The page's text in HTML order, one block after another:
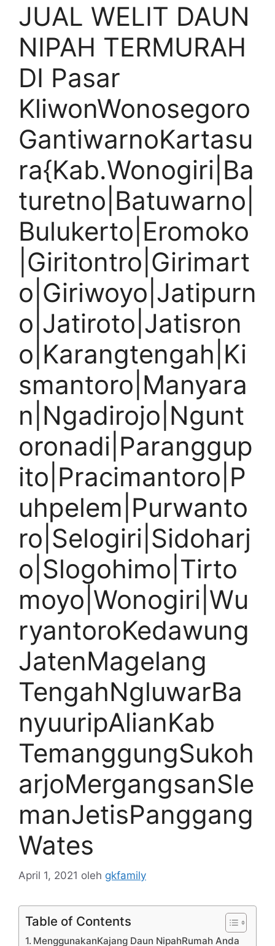
JUAL WELIT DAUN
NIPAH TERMURAH
DI Pasar
KliwonWonosegoro
GantiwarnoKartasu
ra{Kab.Wonogiri|Ba
turetno|Batuwarno|
Bulukerto|Eromoko
|Giritontro|Girimart
o|Giriwoyo|Jatipurn
o|Jatiroto|Jatisron
o|Karangtengah|Ki
smantoro|Manyara
n|Ngadirojo|Ngunt
oronadi|Paranggup
ito|Pracimantoro|P
uhpelem|Purwanto
ro|Selogiri|Sidoharj
o|Slogohimo|Tirto
moyo|Wonogiri|Wu
ryantoroKedawung
JatenMagelang
TengahNgluwarBa
nyuuripAlianKab
TemanggungSukoh
arjoMergangsanSle
manJetisPanggang
Wates
April 1, 2021 oleh gkfamily
Table of Contents
MenggunakanKajang Daun NipahRumah Anda